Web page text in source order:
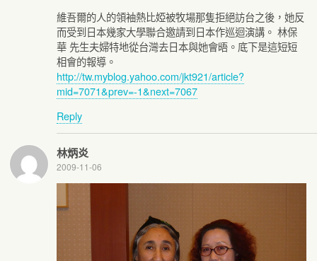
維吾爾的人的領袖熱比婭被牧場那隻拒絕訪台之後，她反
而受到日本幾家大學聯合邀請到日本作巡迴演講。 林保
華 先生夫婦特地從台灣去日本與她會晤。底下是這短短
相會的報導。
http://tw.myblog.yahoo.com/jkt921/article?
mid=7071&prev=-1&next=7067
Reply
林炳炎
2009-11-06